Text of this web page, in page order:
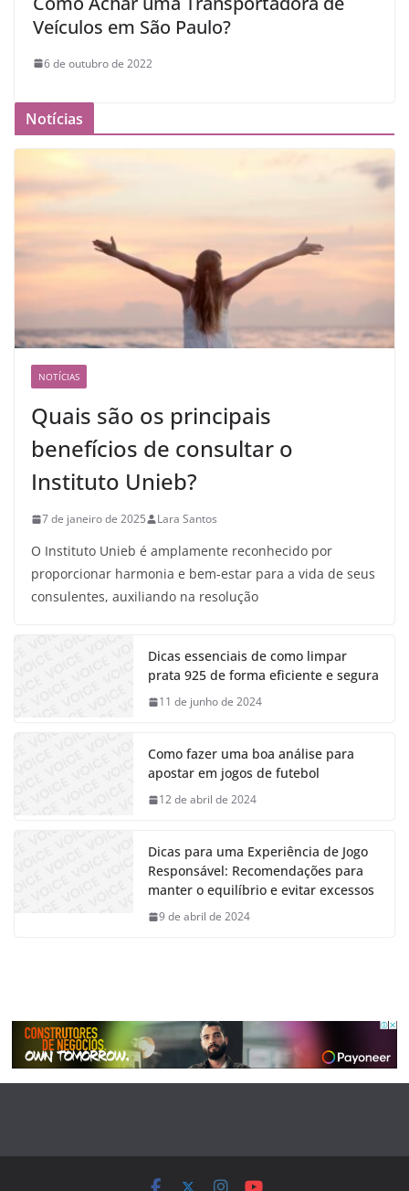
Veículos em São Paulo?
6 de outubro de 2022
Notícias
NOTÍCIAS
Quais são os principais
benefícios de consultar o
Instituto Unieb?
7 de janeiro de 2025 Lara Santos
O Instituto Unieb é amplamente reconhecido por
proporcionar harmonia e bem-estar para a vida de seus
consulentes, auxiliando na resolução
Dicas essenciais de como limpar
prata 925 de forma eficiente e segura
11 de junho de 2024
Como fazer uma boa análise para
apostar em jogos de futebol
12 de abril de 2024
Dicas para uma Experiência de Jogo
Responsável: Recomendações para
manter o equilíbrio e evitar excessos
9 de abril de 2024